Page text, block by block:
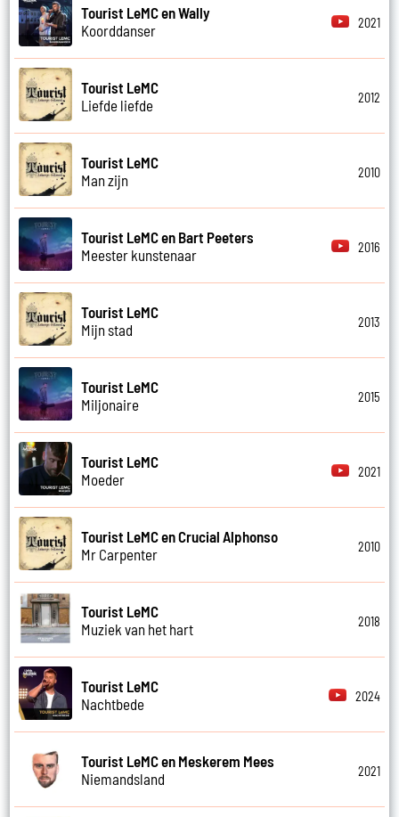
Tourist LeMC en Wally
Koorddanser
2021
Tourist LeMC
Liefde liefde
2012
Tourist LeMC
Man zijn
2010
Tourist LeMC en Bart Peeters
Meester kunstenaar
2016
Tourist LeMC
Mijn stad
2013
Tourist LeMC
Miljonaire
2015
Tourist LeMC
Moeder
2021
Tourist LeMC en Crucial Alphonso
Mr Carpenter
2010
Tourist LeMC
Muziek van het hart
2018
Tourist LeMC
Nachtbede
2024
Tourist LeMC en Meskerem Mees
Niemandsland
2021